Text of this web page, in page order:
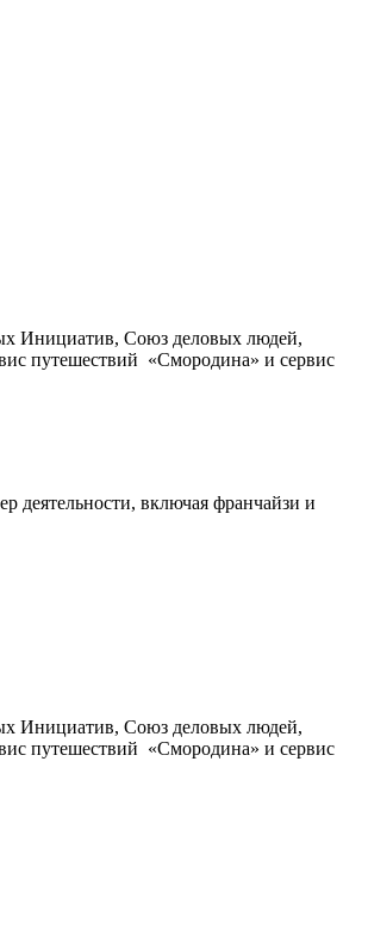
Инициатив, Союз деловых людей,
путешествий «Смородина» и сервис
деятельности, включая франчайзи и
Инициатив, Союз деловых людей,
путешествий «Смородина» и сервис